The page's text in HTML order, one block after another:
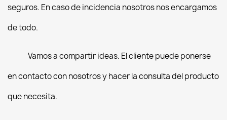
seguros. En caso de incidencia nosotros nos encargamos
de todo.
Vamos a compartir ideas. El cliente puede ponerse
en contacto con nosotros y hacer la consulta del producto
que necesita.